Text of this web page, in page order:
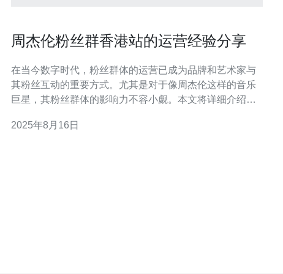
周杰伦粉丝群香港站的运营经验分享
在当今数字时代，粉丝群体的运营已成为品牌和艺术家与
其粉丝互动的重要方式。尤其是对于像周杰伦这样的音乐
巨星，其粉丝群体的影响力不容小觑。本文将详细介绍周
宜的服务器，确保群体的稳定与活跃。 选择服务器的最佳
2025年8月16日